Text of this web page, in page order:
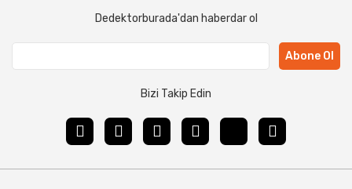
Dedektorburada'dan haberdar ol
Abone Ol
Bizi Takip Edin